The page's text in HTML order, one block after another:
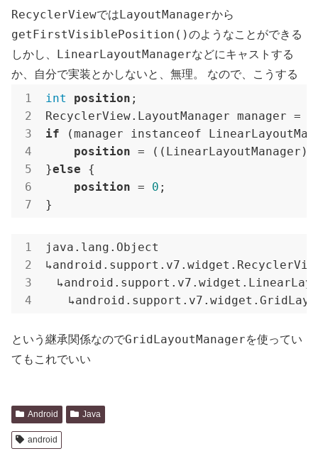
RecyclerViewでは LayoutManagerから
getFirstVisiblePosition()のようなことができる
しかし、
LinearLayoutManagerなどにキャストする
か、自分で実装とかしないと、無理。 なので、こうする
int position ;
if (manager instanceof
position =
}else {
position = 0 ;
}
java .lang .Object
↳android .support .v7 .widget
↳android .support .v7 .widget
↳android .support .v7 .widget
という継承関係なのでGridLayoutManagerを使ってい
てもこれでいい
Android Java
android